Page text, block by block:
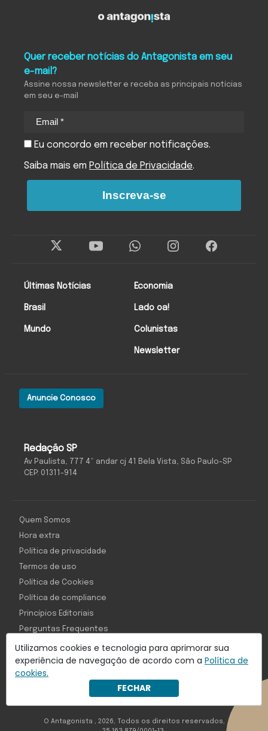
Utilizamos cookies e tecnologia para aprimorar sua
experiência de navegação de acordo com a Política de
cookies.
FECHAR
Redação SP
Av Paulista, 777 4º andar cj 41 Bela Vista, São Paulo-SP
CEP: 01311-914
Anuncie Conosco
Últimas Notícias
Brasil
Mundo
Economia
Lado oa!
Colunistas
Newsletter
Quer receber notícias do Antagonista em seu
e-mail?
Assine nossa newsletter e receba as principais notícias
em seu e-mail
Eu concordo em receber notificações.
Saiba mais em Política de Privacidade.
Inscreva-se
Com inteligência e tecnologia:
Object1ve - Marketing Solution
Quem Somos
Hora extra
Política de privacidade
Termos de uso
Política de Cookies
Política de compliance
Princípios Editoriais
Perguntas Frequentes
O Antagonista , 2026, Todos os direitos reservados,